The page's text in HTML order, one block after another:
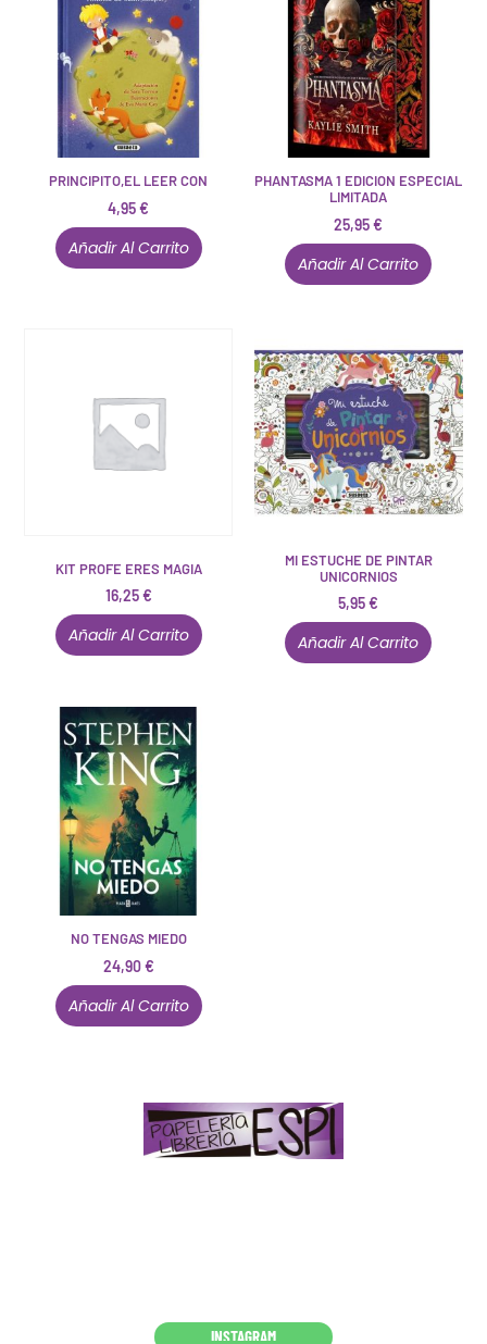
PRINCIPITO,EL LEER CON
4,95€
Añadir Al Carrito
PHANTASMA 1 EDICION ESPECIAL
LIMITADA
25,95€
Añadir Al Carrito
KIT PROFE ERES MAGIA
16,25€
Añadir Al Carrito
MI ESTUCHE DE PINTAR
UNICORNIOS
5,95€
Añadir Al Carrito
NO TENGAS MIEDO
24,90€
Añadir Al Carrito
INSTAGRAM